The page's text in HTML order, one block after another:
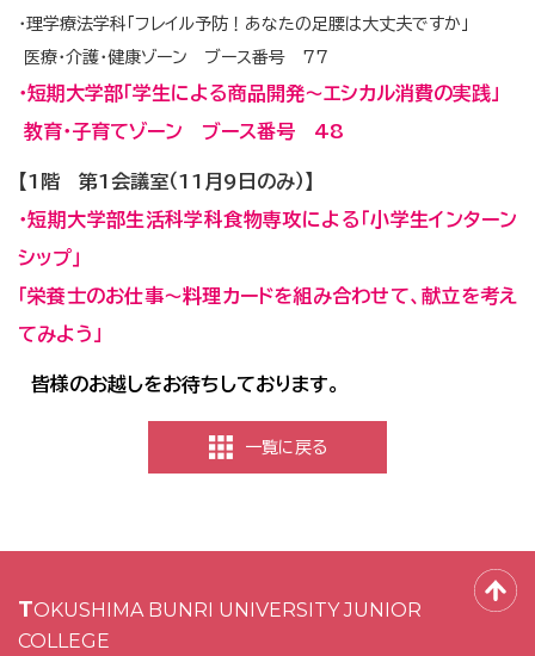
･理学療法学科「フレイル予防！あなたの足腰は大丈夫ですか」
医療・介護・健康ゾーン ブース番号 77
･短期大学部「学生による商品開発～エシカル消費の実践」
教育・子育てゾーン ブース番号 48
【1階 第1会議室（11月9日のみ）】
･短期大学部生活科学科食物専攻による｢小学生インターン
シップ｣
「栄養士のお仕事～料理カードを組み合わせて、献立を考え
てみよう」
皆様のお越しをお待ちしております。
一覧に戻る
TOKUSHIMA BUNRI UNIVERSITY JUNIOR
COLLEGE